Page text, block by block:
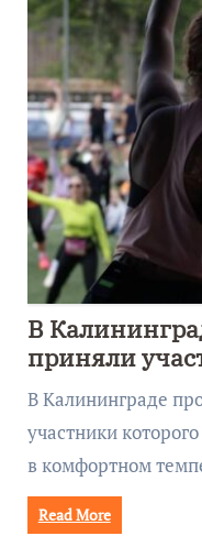
В
приняли
забеге
В Калининграде
участники
в комфортном
Read More